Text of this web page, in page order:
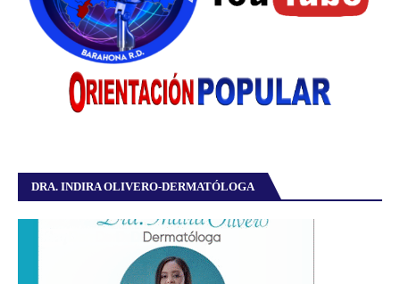
DRA. INDIRA OLIVERO-DERMATÓLOGA